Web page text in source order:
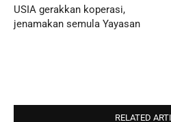
USIA gerakkan koperasi,
jenamakan semula Yayasan
RELATED